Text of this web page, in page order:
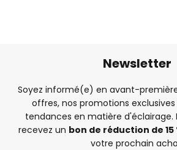
Newsletter
Soyez informé(e) en avant-
offres, nos promotions
tendances en matière d'éclairage.
recevez un bon de réduction de 15
votre prochain